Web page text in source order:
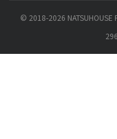
© 2018-2026 NATSUHOUSE